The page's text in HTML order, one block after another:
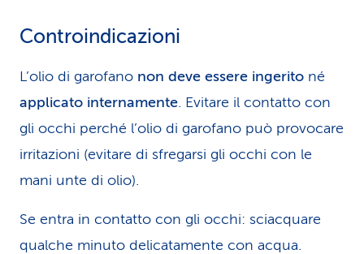
o
Controindicazioni
L’olio di garofano non deve essere ingerito né
applicato internamente. Evitare il contatto con
gli occhi perché l’olio di garofano può provocare
irritazioni (evitare di sfregarsi gli occhi con le
mani unte di olio).
Se entra in contatto con gli occhi: sciacquare
qualche minuto delicatamente con acqua.